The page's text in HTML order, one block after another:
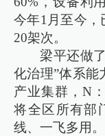
今年1月至今，
20架次。
梁平还做
化治理”体系能
产业集群，N
将全区所有部
线、一飞多用